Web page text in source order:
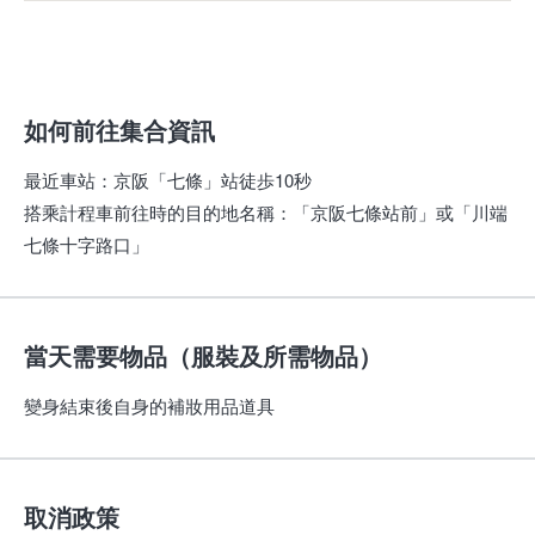
如何前往集合資訊
最近車站 ： 京阪「七條」站徒歩10秒
搭乘計程車前往時的目的地名稱 ：
「京阪七條站前」或「川端
七條十字路口」
當天需要物品（服裝及所需物品）
變身結束後自身的補妝用品道具
取消政策